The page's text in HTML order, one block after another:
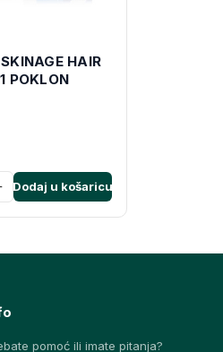
HAIR
POKLON
Dodaj u košaricu
pomoć ili imate pitanja?